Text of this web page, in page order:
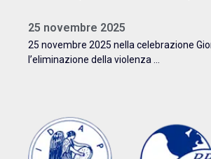
25 novembre 2025
25 novembre 2025 nella celebrazione
l’eliminazione della violenza ...